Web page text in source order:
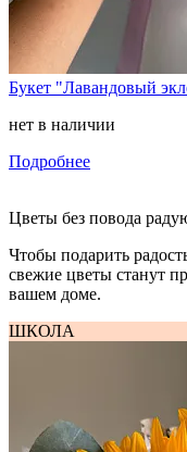
Букет "Лавандовый
нет в наличии
Подробнее
Цветы без повода
Чтобы подарить
свежие цветы станут
вашем доме.
ШКОЛА